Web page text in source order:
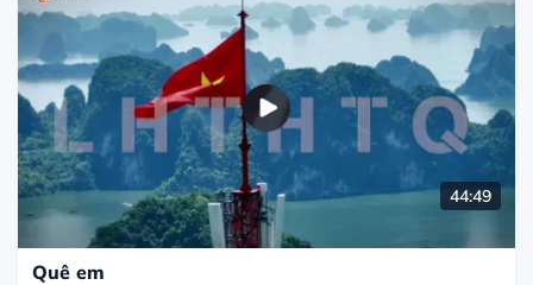
Quê em
44:49